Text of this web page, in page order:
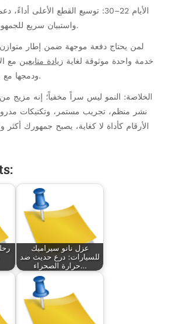
واستبيان سريع للجمهور لتغذية الجولة التالية.
لمن يحتاج دفعة موجهة ضمن إطار
خدمة واحدة موثوقة لغاية زيادة متابعين مع
ودمجها مع خطة محتوى منضبطة.
الخلاصة: النمو ليس سراً مخفياً؛ إنه مزيج
نشر منظم، تجريب مستمر، وتكتيكات
الأرقام كأداة لا كغاية، يصبح جمهورك أكثر
عزل نانو سيراميك
للسيارات: درع حديث ضد
حرارة الصحراء…